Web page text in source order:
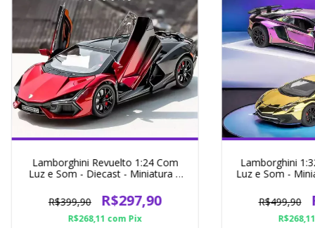
Lamborghini Revuelto 1:24 Com
Luz e Som - Diecast - Miniatura 3
R$399,90
R$297,90
R$268,11 com Pix
Lamborghini
Luz e Som -
R$499,90